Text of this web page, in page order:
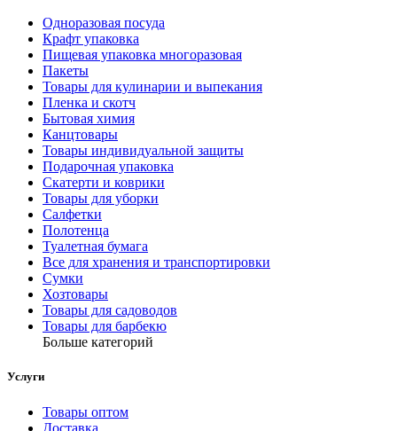
Одноразовая посуда
Крафт упаковка
Пищевая упаковка многоразовая
Пакеты
Товары для кулинарии и выпекания
Пленка и скотч
Бытовая химия
Канцтовары
Товары индивидуальной защиты
Подарочная упаковка
Скатерти и коврики
Товары для уборки
Салфетки
Полотенца
Туалетная бумага
Все для хранения и транспортировки
Сумки
Хозтовары
Товары для садоводов
Товары для барбекю
Больше категорий
Услуги
Товары оптом
Доставка